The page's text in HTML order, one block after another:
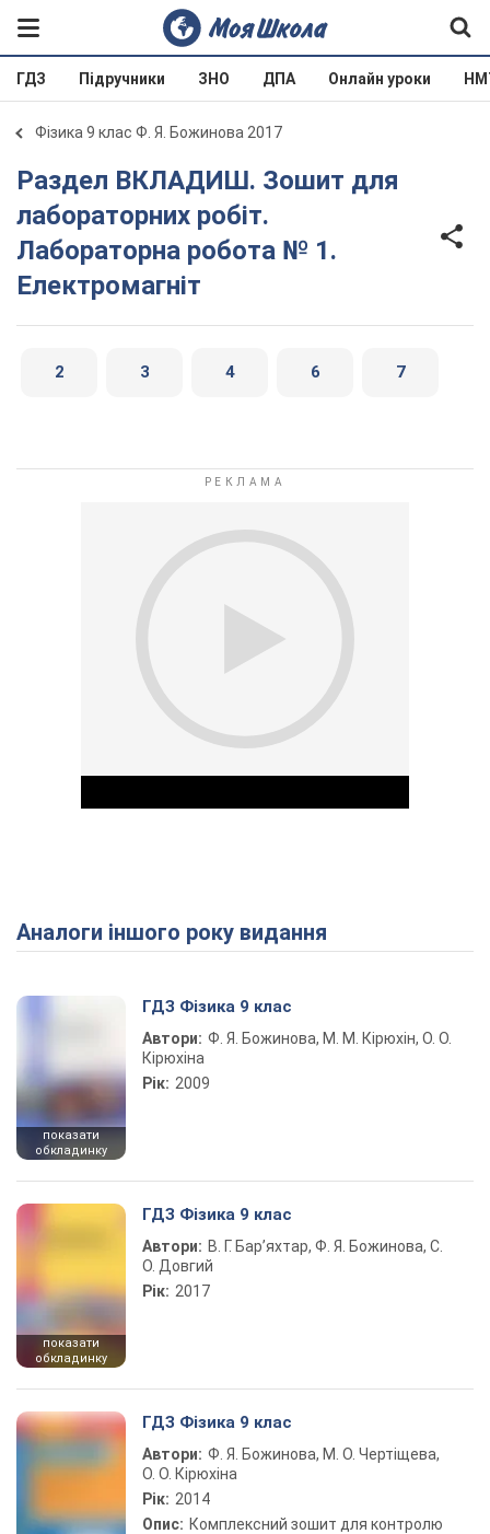
ГДЗ Підручники ЗНО ДПА Онлайн уроки
Фізика 9 клас Ф. Я. Божинова 2017
Раздел ВКЛАДИШ. Зошит для
лабораторних робіт.
Лабораторна робота № 1.
Електромагніт
2 3 4 6 7
Play Video
Аналоги іншого року видання
показати
обкладинку
ГДЗ Фізика 9 клас
Автори: Ф. Я. Божинова, М. М. Кірюхін, О. О.
Кірюхіна
Рік: 2009
показати
обкладинку
ГДЗ Фізика 9 клас
Автори: В. Г. Бар’яхтар, Ф. Я. Божинова, С.
О. Довгий
Рік: 2017
ГДЗ Фізика 9 клас
Автори: Ф. Я. Божинова, М. О. Чертіщева,
О. О. Кірюхіна
Рік: 2014
Опис: Комплексний зошит для контролю